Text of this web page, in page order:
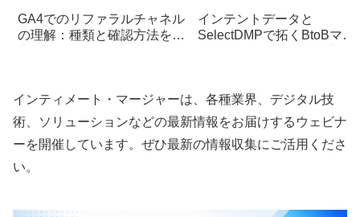
GA4でのリファラルチャネル
の理解：種類と確認方法を徹
インテントデータと
SelectDMPで拓くBtoBマー
インティメート・マージャーは、各種業界、デジタル技
術、ソリューションなどの最新情報をお届けするウェビナ
ーを開催しています。ぜひ最新の情報収集にご活用くださ
い。